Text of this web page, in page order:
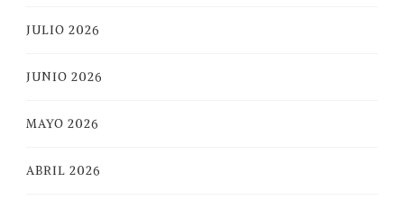
JULIO 2026
JUNIO 2026
MAYO 2026
ABRIL 2026